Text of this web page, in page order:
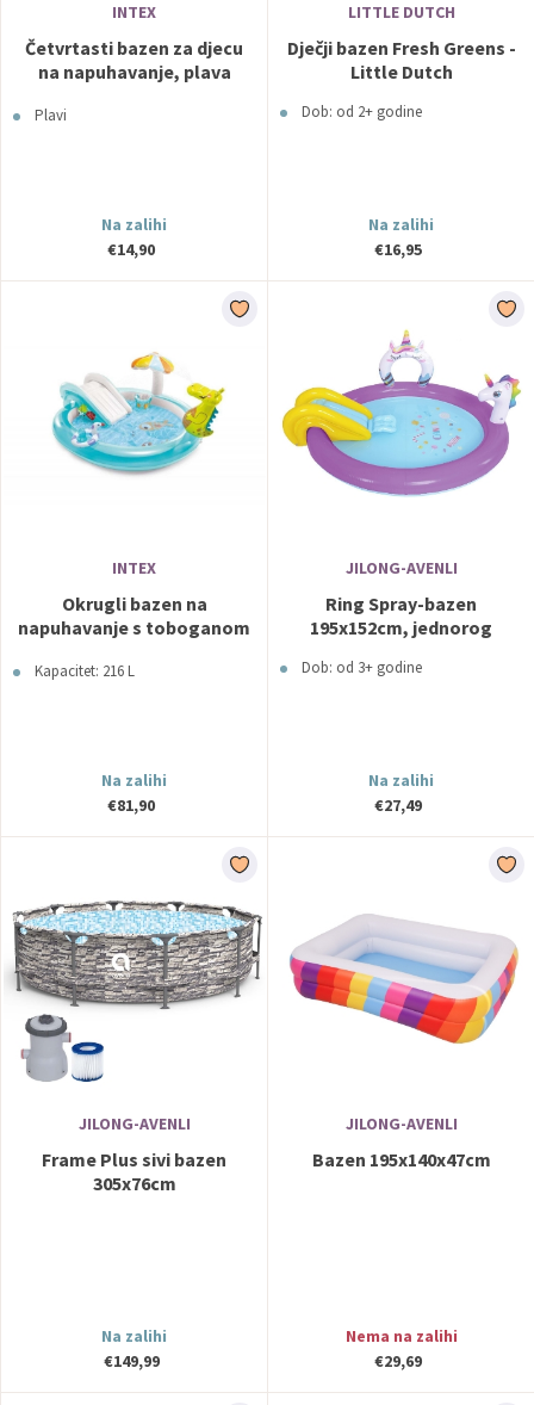
INTEX
Četvrtasti bazen za djecu
na napuhavanje, plava
Plavi
Na zalihi
€14,90
LITTLE DUTCH
Dječji bazen Fresh Greens -
Little Dutch
Dob: od 2+ godine
Na zalihi
€16,95
INTEX
Okrugli bazen na
napuhavanje s toboganom
Kapacitet: 216 L
Na zalihi
€81,90
JILONG-AVENLI
Ring Spray-bazen
195x152cm, jednorog
Dob: od 3+ godine
Na zalihi
€27,49
JILONG-AVENLI
Frame Plus sivi bazen
305x76cm
Na zalihi
€149,99
JILONG-AVENLI
Bazen 195x140x47cm
Nema na zalihi
€29,69